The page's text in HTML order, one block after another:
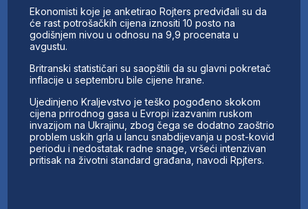
Ekonomisti koje je anketirao Rojters predviđali su da
će rast potrošačkih cijena iznositi 10 posto na
godišnjem nivou u odnosu na 9,9 procenata u
avgustu.
Britranski statističari su saopštili da su glavni pokretač
inflacije u septembru bile cijene hrane.
Ujedinjeno Kraljevstvo je teško pogođeno skokom
cijena prirodnog gasa u Evropi izazvanim ruskom
invazijom na Ukrajinu, zbog čega se dodatno zaoštrio
problem uskih grla u lancu snabdijevanja u post-kovid
periodu i nedostatak radne snage, vršeći intenzivan
pritisak na životni standard građana, navodi Rpjters.